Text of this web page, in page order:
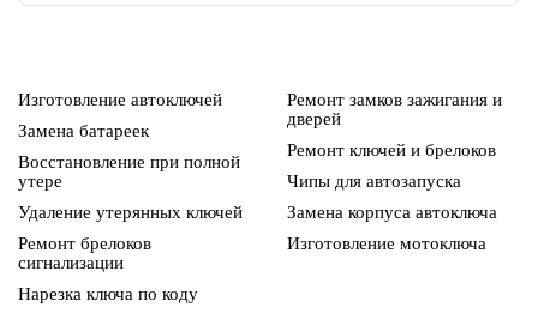
Изготовление автоключей
Замена батареек
Восстановление при полной
утере
Удаление утерянных ключей
Ремонт брелоков
сигнализации
Нарезка ключа по коду
Ремонт замков зажигания и
дверей
Ремонт ключей и брелоков
Чипы для автозапуска
Замена корпуса автоключа
Изготовление мотоключа